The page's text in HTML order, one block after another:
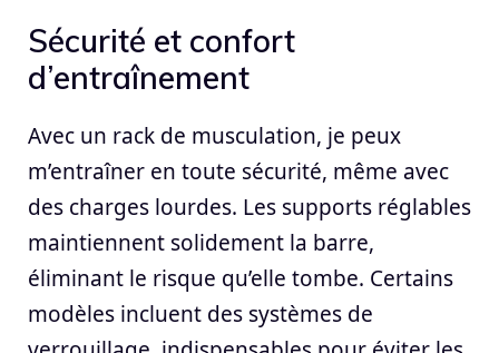
Sécurité et confort
d’entraînement
Avec un rack de musculation, je peux
m’entraîner en toute sécurité, même avec
des charges lourdes. Les supports réglables
maintiennent solidement la barre,
éliminant le risque qu’elle tombe. Certains
modèles incluent des systèmes de